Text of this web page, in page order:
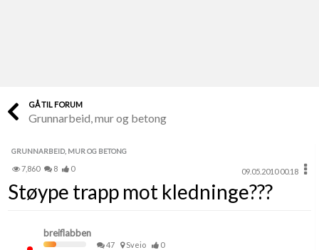
Finn håndverkere
Papirer som mangler
Skaff dokumentasjon som mangler
Kundeservice
Få svar på det du lurer på
GÅ TIL FORUM
Grunnarbeid, mur og betong
GRUNNARBEID, MUR OG BETONG
7,860 8 0 09.05.2010 00.18
Støype trapp mot kledninge???
breiflabben
47 Sveio 0